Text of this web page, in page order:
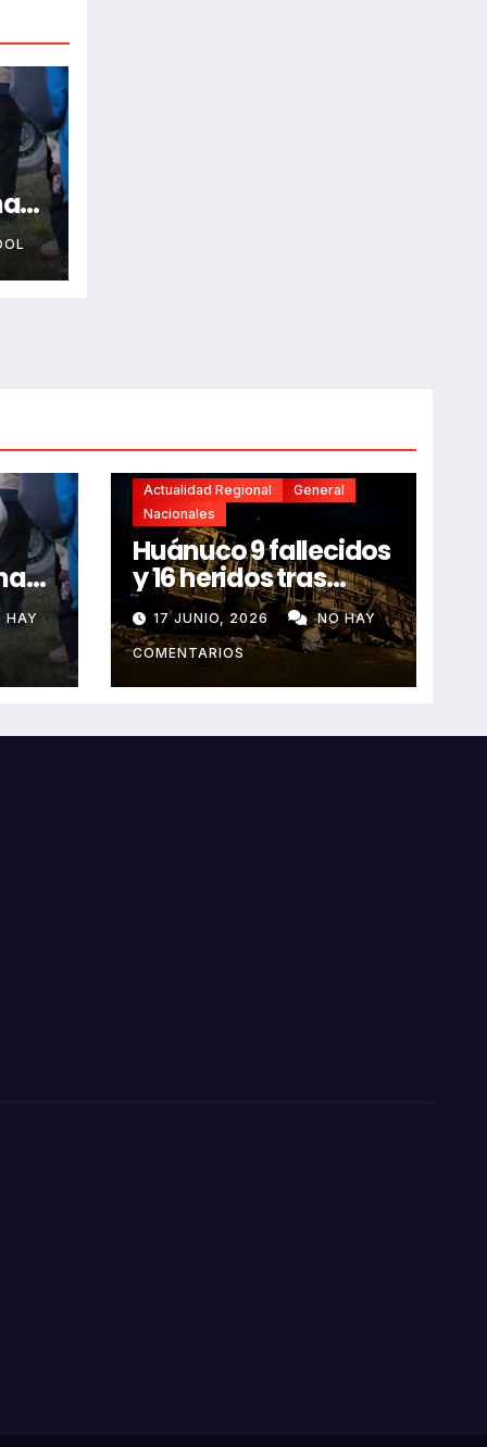
HAY
Actualidad Regional
General
Nacionales
Huánuco 9 fallecidos
y 16 heridos tras
horroroso despiste
de bus Real Chancas
que impactó contra
vivienda
17 JUNIO, 2026 NO HAY
COMENTARIOS